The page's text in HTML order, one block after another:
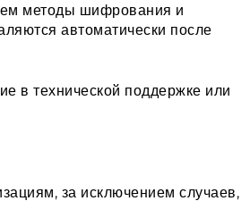
методы шифрования и
автоматически после
в технической поддержке или
за исключением случаев,